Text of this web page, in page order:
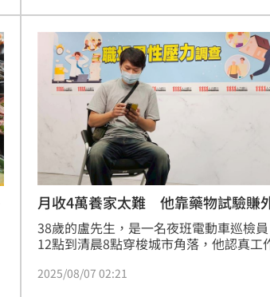
明顯，顯示台灣勞動文化正在轉型，而
織如何回應，成了企業能否留住人才的
月收4萬養家太難 他靠藥物試驗賺
38歲的盧先生，是一名夜班電動車巡檢
12點到清晨8點穿梭城市角落，他認真工
家中長子，他所承擔的，是一個四口之家
2025/08/07 02:21